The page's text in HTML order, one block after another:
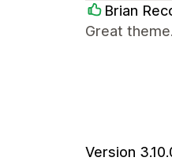
Brian
Great
Version